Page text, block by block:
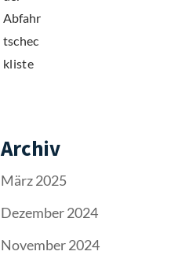
Archiv
März 2025
Dezember 2024
November 2024